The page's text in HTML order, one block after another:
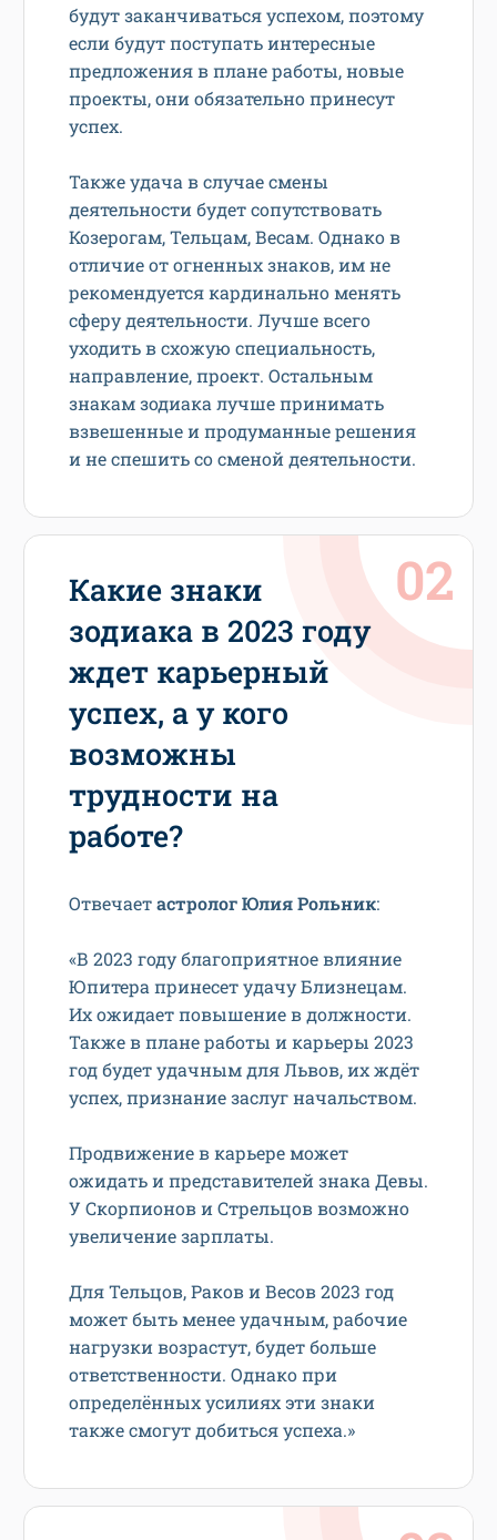
будут заканчиваться успехом, поэтому
если будут поступать интересные
предложения в плане работы, новые
проекты, они обязательно принесут
успех.
Также удача в случае смены
деятельности будет сопутствовать
Козерогам, Тельцам, Весам. Однако в
отличие от огненных знаков, им не
рекомендуется кардинально менять
сферу деятельности. Лучше всего
уходить в схожую специальность,
направление, проект. Остальным
знакам зодиака лучше принимать
взвешенные и продуманные решения
и не спешить со сменой деятельности.
Какие знаки
зодиака в 2023 году
ждет карьерный
успех, а у кого
возможны
трудности на
работе?
Отвечаетастролог Юлия Рольник:
«В 2023 году благоприятное влияние
Юпитера принесет удачу Близнецам.
Их ожидает повышение в должности.
Также в плане работы и карьеры 2023
год будет удачным для Львов, их ждёт
успех, признание заслуг начальством.
Продвижение в карьере может
ожидать и представителей знака Девы.
У Скорпионов и Стрельцов возможно
увеличение зарплаты.
Для Тельцов, Раков и Весов 2023 год
может быть менее удачным, рабочие
нагрузки возрастут, будет больше
ответственности. Однако при
определённых усилиях эти знаки
также смогут добиться успеха.»